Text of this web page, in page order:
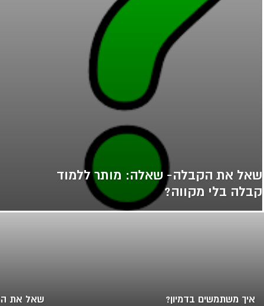
שאל את הקבלה- שאלה: מותר ללמוד
קבלה בלי מקווה?
איך משתמשים בדמיון? שאל את